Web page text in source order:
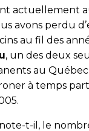
actuellement
avons perdu
au fil des
, un des deux
au
à temps
t-il, le